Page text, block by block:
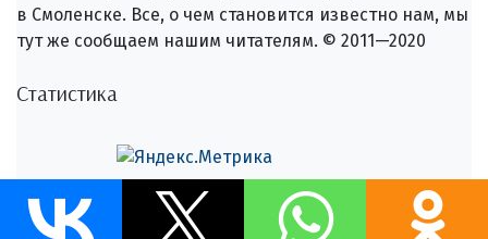
в Смоленске. Все, о чем становится известно нам, мы
тут же сообщаем нашим читателям. © 2011—2020
Статистика